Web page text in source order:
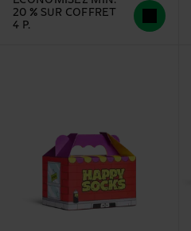
20 % SUR COFFRET
4 P.